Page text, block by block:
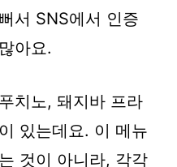
서 SNS에서 인증
아요.
치노, 돼지바 프라
있는데요. 이 메뉴
것이 아니라, 각각